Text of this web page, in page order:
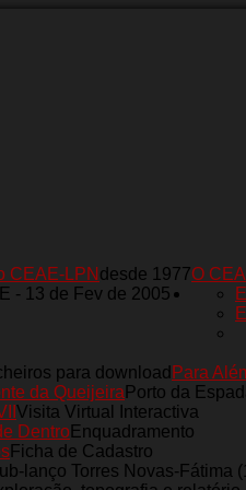
O
CEAE-LPN desde 1977
- 13 de Fev de 2005
Para
para download
da Queijeira Porto da
Visita Virtual Interactiva
DentroEnquadramento
Ficha de Cadastro
lanço Torres Novas-Fátima